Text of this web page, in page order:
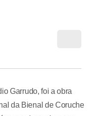
Garrudo, foi a obra
da Bienal de Coruche